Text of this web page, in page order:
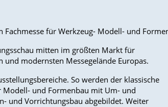
für Werkzeug- Modell- und
mitten im größten Markt für
modernsten Messegelände Europas.
So werden der klassische
und Formenbau mit Um- und
und Vorrichtungsbau abgebildet. Weiter